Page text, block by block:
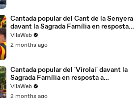
Cantada popular del Cant de la Senyera
davant la Sagrada Família en resposta a
l'expulsió dels cantaires
VilaWeb
2 months ago
Cantada popular del 'Virolai' davant la
Sagrada Família en resposta a
l’expulsió dels cantaires
VilaWeb